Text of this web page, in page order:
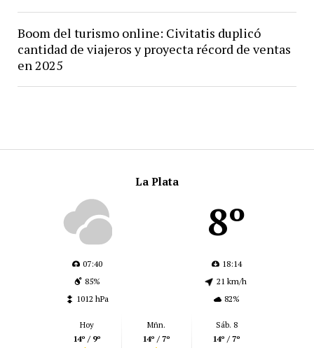
La Plata
8º
07:40
18:14
85%
21 km/h
1012 hPa
82%
Hoy
14º / 9º
Mñn.
14º / 7º
Sáb. 8
14º / 7º
Boom del turismo online: Civitatis duplicó
cantidad de viajeros y proyecta récord de ventas
en 2025